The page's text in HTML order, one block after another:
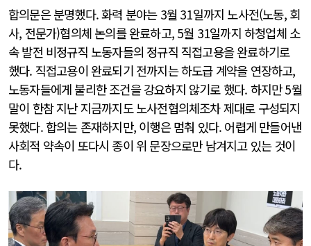
합의문은 분명했다. 화력 분야는 3월 31일까지 노사전(노동, 회
사, 전문가)협의체 논의를 완료하고, 5월 31일까지 하청업체 소
속 발전 비정규직 노동자들의 정규직 직접고용을 완료하기로
했다. 직접고용이 완료되기 전까지는 하도급 계약을 연장하고,
노동자들에게 불리한 조건을 강요하지 않기로 했다. 하지만 5월
말이 한참 지난 지금까지도 노사전협의체조차 제대로 구성되지
못했다. 합의는 존재하지만, 이행은 멈춰 있다. 어렵게 만들어낸
사회적 약속이 또다시 종이 위 문장으로만 남겨지고 있는 것이
다.